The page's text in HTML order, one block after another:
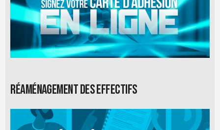
Réaménagement des effectifs